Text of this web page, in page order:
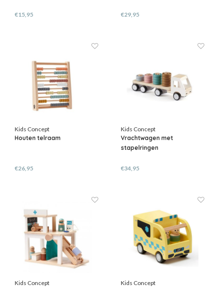
€15,95 €29,95
Kids Concept
Houten telraam
€26,95
Kids Concept
Vrachtwagen met
stapelringen
€34,95
Kids Concept
Kids Concept